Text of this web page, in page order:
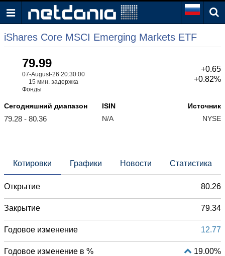
iShares Core MSCI Emerging Markets ETF
79.99
07-August-26 20:30:00
15 мин. задержка
Фонды
+0.65
+0.82%
Сегодняшний диапазон
79.28 - 80.36
ISIN
N/A
Источник
NYSE
Котировки Графики Новости Статистика
Открытие 80.26
Закрытие 79.34
Годовое изменение 12.77
Годовое изменение в % 19.00%